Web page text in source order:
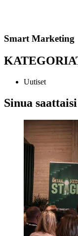
Smart Marketing
Uutiset
Sinua